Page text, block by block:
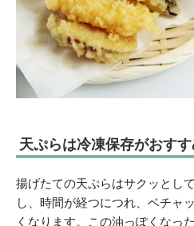
天ぷらは冷凍保存がおす
揚げたての天ぷらはサクッとし
し、時間が経つにつれ、ベチャ
くなります。この油っぽくなっ